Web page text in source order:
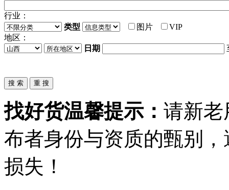
行业：
类型
图片
VIP
地区：
日期
找好货温馨提示： 请新老
布者身份与资质的甄别
损失！